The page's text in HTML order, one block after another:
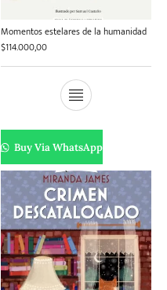
Momentos estelares de la humanidad
$114.000,00
Buy Via WhatsApp